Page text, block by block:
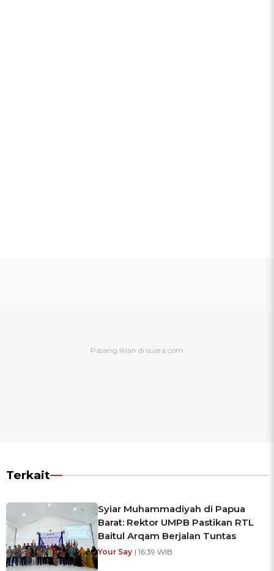
Terkait
Syiar Muhammadiyah di Papua
Barat: Rektor UMPB Pastikan RTL
Baitul Arqam Berjalan Tuntas
Your Say | 16:39 WIB